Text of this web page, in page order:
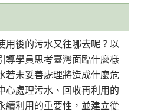
用後的污水又往哪去呢？以
導學員思考臺灣面臨什麼樣
若未妥善處理將造成什麼危
心處理污水、回收再利用的
續利用的重要性，並建立從